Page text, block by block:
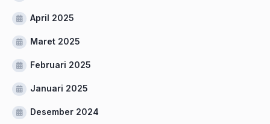
April 2025
Maret 2025
Februari 2025
Januari 2025
Desember 2024